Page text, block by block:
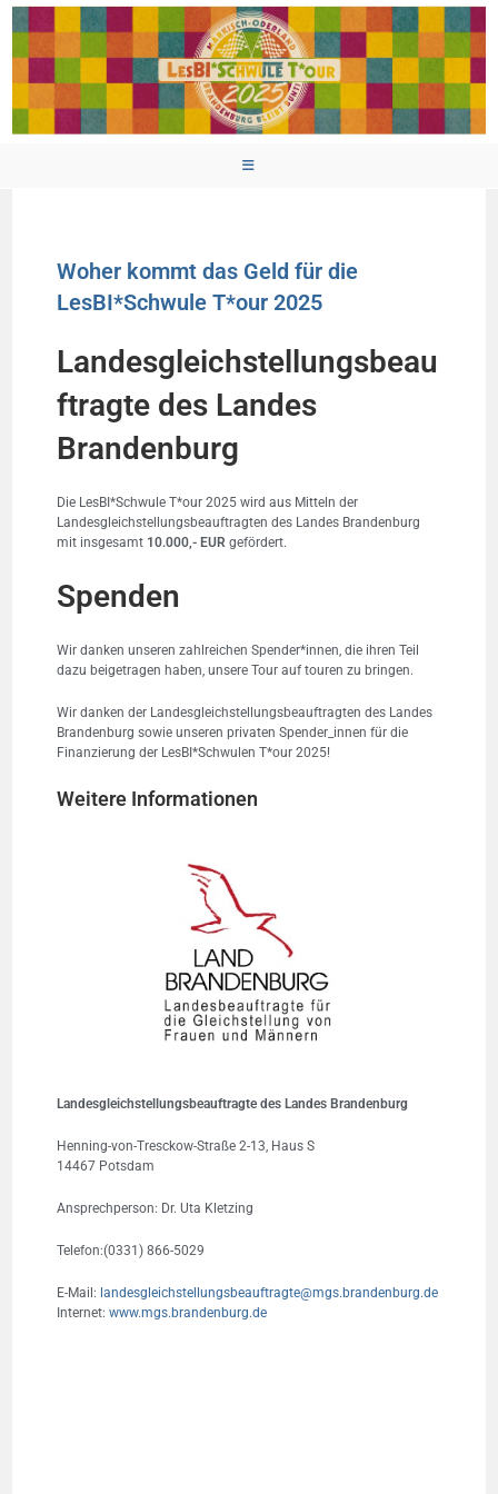
Woher kommt das Geld für die
LesBI*Schwule T*our 2025
Landesgleichstellungsbeau
ftragte des Landes
Brandenburg
Die LesBI*Schwule T*our 2025 wird aus Mitteln der
Landesgleichstellungsbeauftragten des Landes Brandenburg
mit insgesamt 10.000,- EUR gefördert.
Spenden
Wir danken unseren zahlreichen Spender*innen, die ihren Teil
dazu beigetragen haben, unsere Tour auf touren zu bringen.
Wir danken der Landesgleichstellungsbeauftragten des Landes
Brandenburg sowie unseren privaten Spender_innen für die
Finanzierung der LesBI*Schwulen T*our 2025!
Weitere Informationen
Landesgleichstellungsbeauftragte des Landes Brandenburg
Henning-von-Tresckow-Straße 2-13, Haus S
14467 Potsdam
Ansprechperson: Dr. Uta Kletzing
Telefon:(0331) 866-5029
E-Mail: landesgleichstellungsbeauftragte@mgs.brandenburg.de
Internet:www.mgs.brandenburg.de